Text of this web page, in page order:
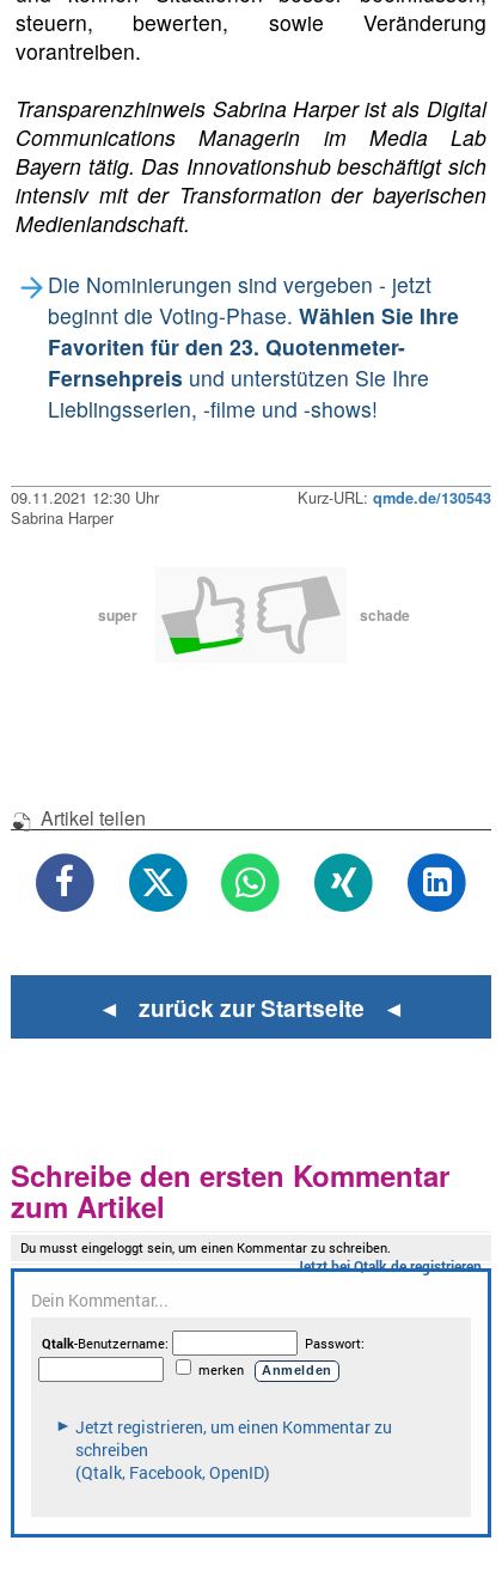
steuern, bewerten, sowie Veränderung
vorantreiben.
Transparenzhinweis Sabrina Harper ist als Digital
Communications Managerin im Media Lab
Bayern tätig. Das Innovationshub beschäftigt sich
intensiv mit der Transformation der bayerischen
Medienlandschaft.
Die Nominierungen sind vergeben - jetzt
beginnt die Voting-Phase. Wählen Sie Ihre
Favoriten für den 23. Quotenmeter-
Fernsehpreis und unterstützen Sie Ihre
Lieblingsserien, -filme und -shows!
09.11.2021 12:30 Uhr Kurz-URL: qmde.de/130543
Sabrina Harper
super schade
Artikel teilen
◄ zurück zur Startseite ◄
Schreibe den ersten Kommentar
zum Artikel